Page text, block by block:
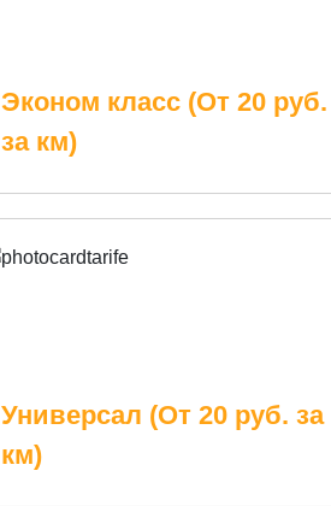
Эконом класс (От 20 руб.
за км)
Универсал (От 20 руб. за
км)